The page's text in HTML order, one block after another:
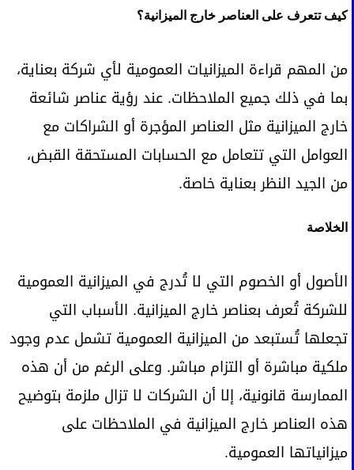
كيف تتعرف على العناصر خارج الميزانية؟
من المهم قراءة الميزانيات العمومية لأي شركة بعناية،
بما في ذلك جميع الملاحظات. عند رؤية عناصر شائعة
خارج الميزانية مثل العناصر المؤجرة أو الشراكات مع
العوامل التي تتعامل مع الحسابات المستحقة القبض،
من الجيد النظر بعناية خاصة.
الخلاصة
الأصول أو الخصوم التي لا تُدرج في الميزانية العمومية
للشركة تُعرف بعناصر خارج الميزانية. الأسباب التي
تجعلها تُستبعد من الميزانية العمومية تشمل عدم وجود
ملكية مباشرة أو التزام مباشر. وعلى الرغم من أن هذه
الممارسة قانونية، إلا أن الشركات لا تزال ملزمة بتوضيح
هذه العناصر خارج الميزانية في الملاحظات على
ميزانياتها العمومية.